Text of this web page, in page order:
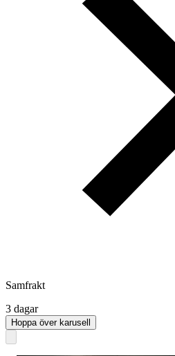
Samfrakt
3 dagar
Hoppa över karusell